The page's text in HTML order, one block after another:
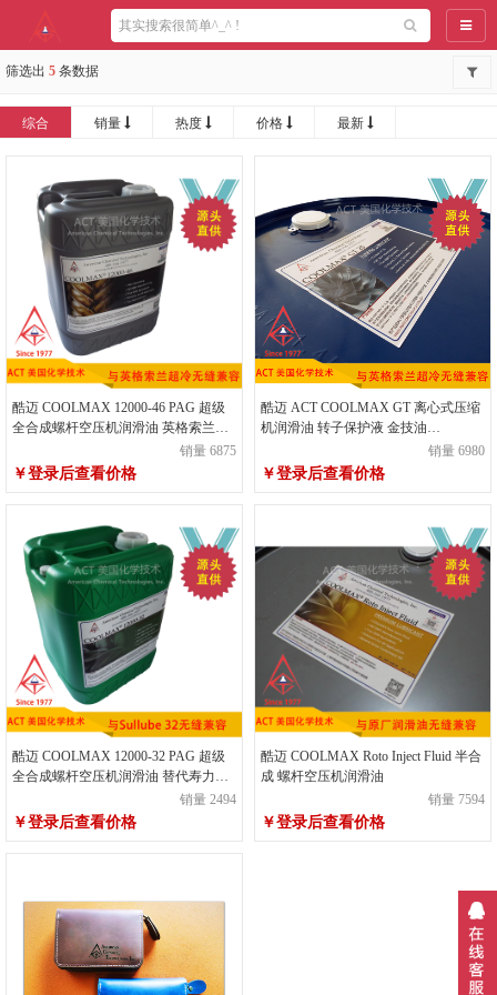
导航
筛选出 5 条数据
综合 销量 热度 价格 最新
酷迈 COOLMAX 12000-46 PAG 超级
全合成螺杆空压机润滑油 英格索兰超
销量 6875
￥登录后查看价格
酷迈 ACT COOLMAX GT 离心式压缩
机润滑油 转子保护液 金技油
TECHTROL GOLD Ecosafe TF25销量 6980
￥登录后查看价格
酷迈 COOLMAX 12000-32 PAG 超级
全合成螺杆空压机润滑油 替代寿力
销量 2494
￥登录后查看价格
酷迈 COOLMAX Roto Inject Fluid 半合
成 螺杆空压机润滑油
销量 7594
￥登录后查看价格